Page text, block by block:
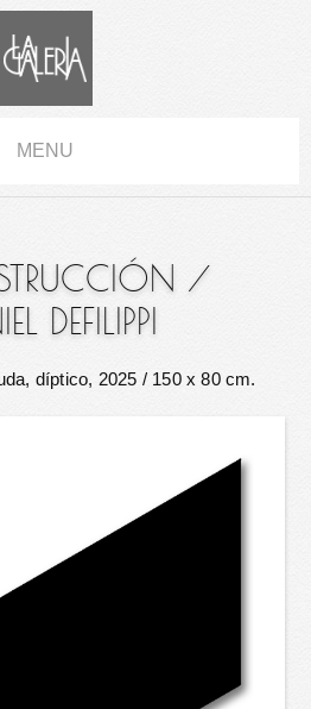
MENU
/
DEFILIPPI
díptico, 2025 / 150 x 80 cm.